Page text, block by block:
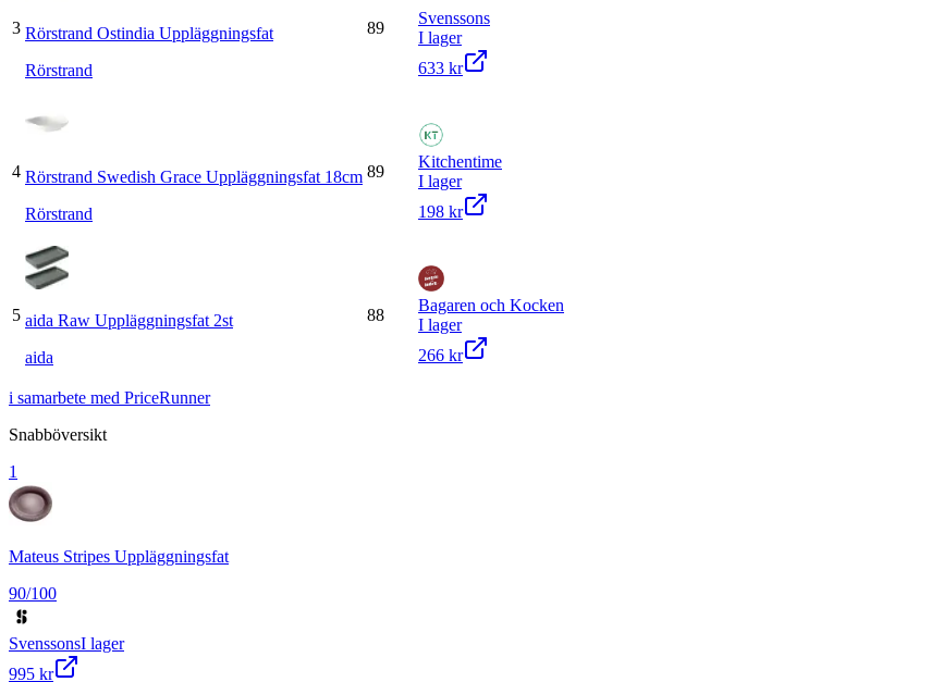
3 Rörstrand Ostindia Uppläggningsfat
Rörstrand
89
Svenssons
I lager
633 kr
4 Rörstrand Swedish Grace Uppläggningsfat 18cm
Rörstrand
89
Kitchentime
I lager
198 kr
5 aida Raw Uppläggningsfat 2st
aida
88
Bagaren och Kocken
I lager
266 kr
i samarbete med PriceRunner
Snabböversikt
1
Mateus Stripes Uppläggningsfat
90/100
SvenssonsI lager
995 kr